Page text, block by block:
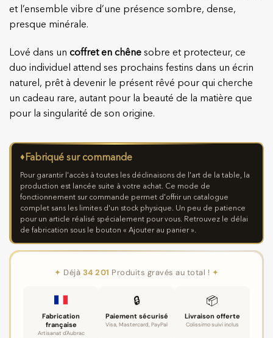
et l’ensemble vibre d’une présence sombre, dense,
presque minérale.
Lové dans un coffret en chêne sobre et protecteur, ce
duo individuel attend ses prochains festins dans un écrin
naturel, prêt à devenir le présent rêvé pour qui cherche
un cadeau rare, autant pour la beauté de la matière que
pour la singularité de son origine.
♦ Fabriqué sur commande
Pour garantir l'accès à toutes les déclinaisons de l'art de la table, la
production est lancée suite à votre achat. Ce mode de
fonctionnement sur commande permet d'offrir un catalogue
complet sans les limites d'un stock physique. Un peu de patience
pour un article réalisé spécialement pour vous. Retrouvez le délai
de fabrication sous le bouton « Ajouter au panier ».
✦ Déjà 34 201 Produits gravés au total ! ✦
Fabrication
française
Artisanat d'Aubrac
🔒
Paiement sécurisé
Visa, Mastercard, PayPal
📦
Livraison offerte
Colissimo suivi inclus